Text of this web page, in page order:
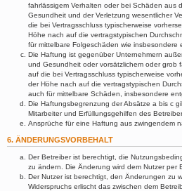
fahrlässigem Verhalten oder bei Schäden aus
Gesundheit und der Verletzung wesentlicher
die bei Vertragsschluss typischerweise
Höhe nach auf die vertragstypischen
für mittelbare Folgeschäden wie insbesondere
Die Haftung ist gegenüber Unternehmern
und Gesundheit oder vorsätzlichem oder grob
auf die bei Vertragsschluss typischerweise
der Höhe nach auf die vertragstypischen
auch für mittelbare Schäden, insbesondere
Die Haftungsbegrenzung der Absätze a bis c
Mitarbeiter und Erfüllungsgehilfen des
Ansprüche für eine Haftung aus zwingendem
6. ÄNDERUNGSVORBEHALT
Der Betreiber ist berechtigt, die
zu ändern. Die Änderung wird dem Nutzer per
Der Nutzer ist berechtigt, den Änderungen zu
Widerspruchs erlischt das zwischen dem